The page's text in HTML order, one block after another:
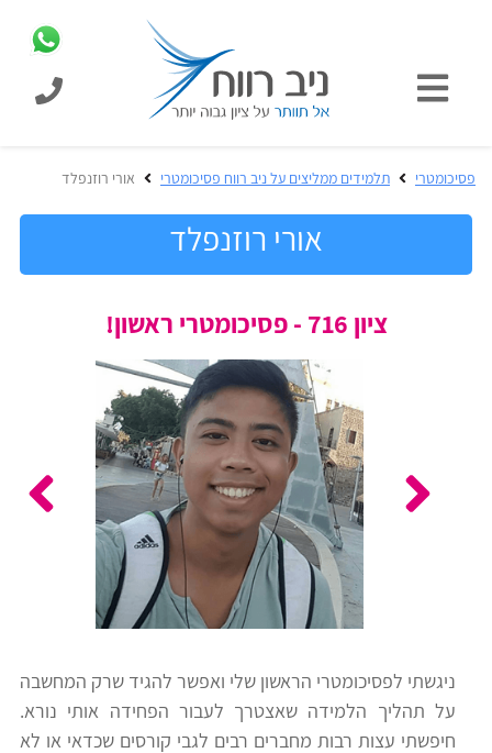
כניסת
תלמידים
לפסיכומטרי
מידע
המוצרים
מבית
רווח
הכנה
לצה"ל
וחטיבות
ביניים
פסיכומטרי תלמידים ממליצים על ניב רווח פסיכומטרי אורי רוזנפלד
אורי רוזנפלד
ציון 716 - פסיכומטרי ראשון!
ניגשתי לפסיכומטרי הראשון שלי ואפשר להגיד שרק המחשבה
על תהליך הלמידה שאצטרך לעבור הפחידה אותי נורא.
חיפשתי עצות רבות מחברים רבים לגבי קורסים שכדאי או לא